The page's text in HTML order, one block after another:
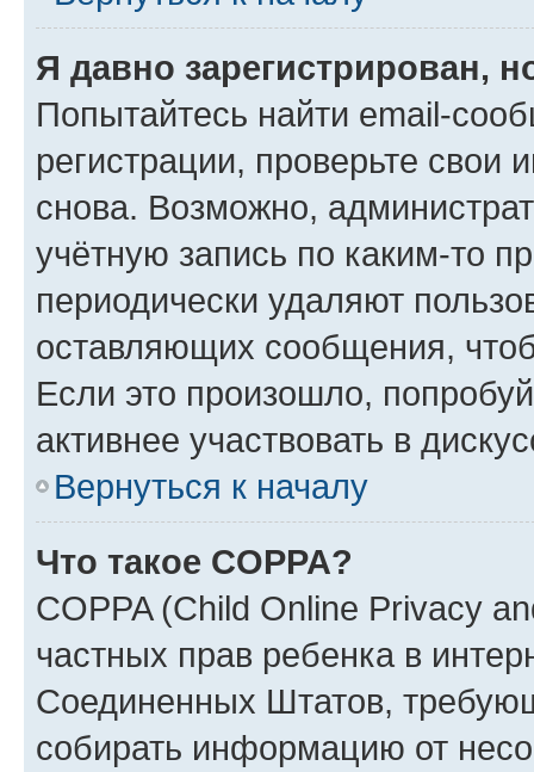
Я давно зарегистрирован,
Попытайтесь найти email-
регистрации, проверьте свои
снова. Возможно,
учётную запись по каким-то
периодически удаляют
оставляющих сообщения,
Если это произошло,
активнее участвовать в
Вернуться к началу
Что такое COPPA?
COPPA (Child Online Privacy
частных прав ребенка в
Соединенных Штатов,
собирать информацию от